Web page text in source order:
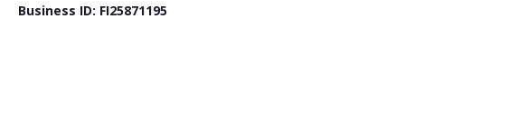
Business ID: FI25871195